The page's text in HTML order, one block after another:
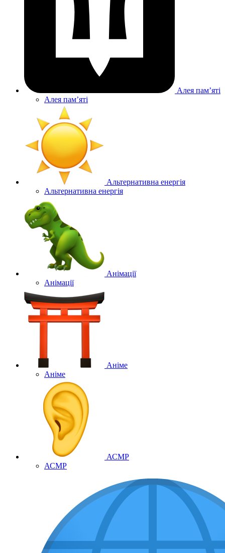
Алея памʼяті
Алея памʼяті
Альтернативна енергія
Альтернативна енергія
Анімації
Анімації
Аніме
Аніме
АСМР
АСМР